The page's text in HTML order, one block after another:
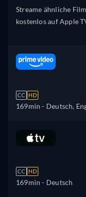
Streame ähnliche
kostenlos auf Apple
CC HD
169min - Deutsch,
CC HD
169min - Deutsch